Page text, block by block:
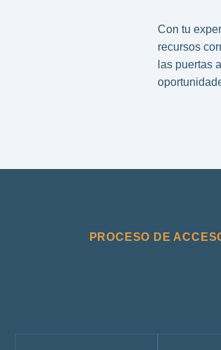
Con tu
recursos
las puertas
PROCESO DE